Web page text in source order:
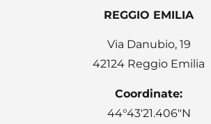
REGGIO EMILIA
Via Danubio, 19
42124 Reggio Emilia
Coordinate:
44°43′21.406″N